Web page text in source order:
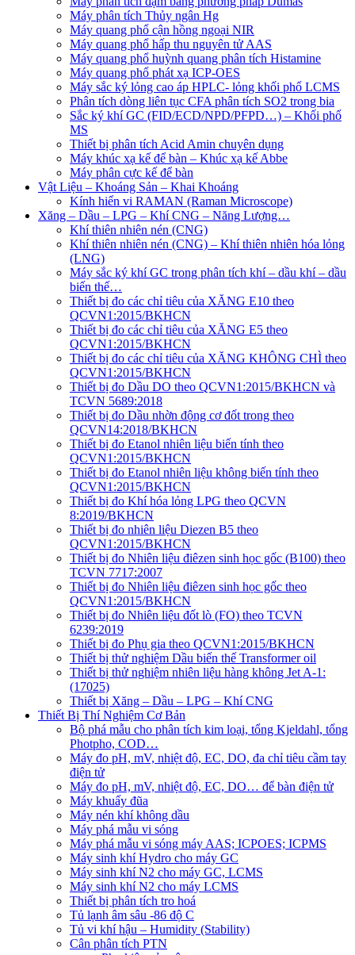
Máy phân tích Thủy ngân Hg
Máy quang phổ cận hồng ngoại NIR
Máy quang phổ hấp thu nguyên tử AAS
Máy quang phổ huỳnh quang phân tích Histamine
Máy quang phổ phát xạ ICP-OES
Máy sắc ký lỏng cao áp HPLC- lỏng khối phổ LCMS
Phân tích dòng liên tục CFA phân tích SO2 trong bia
Sắc ký khí GC (FID/ECD/NPD/PFPD…) – Khối phổ
MS
Thiết bị phân tích Acid Amin chuyên dụng
Máy khúc xạ kế để bàn – Khúc xạ kế Abbe
Máy phân cực kế để bàn
Vật Liệu – Khoáng Sản – Khai Khoáng
Kính hiển vi RAMAN (Raman Microscope)
Xăng – Dầu – LPG – Khí CNG – Năng Lượng…
Khí thiên nhiên nén (CNG)
Khí thiên nhiên nén (CNG) – Khí thiên nhiên hóa lỏng
(LNG)
Máy sắc ký khí GC trong phân tích khí – dầu khí – dầu
biến thế…
Thiết bị đo các chỉ tiêu của XĂNG E10 theo
QCVN1:2015/BKHCN
Thiết bị đo các chỉ tiêu của XĂNG E5 theo
QCVN1:2015/BKHCN
Thiết bị đo các chỉ tiêu của XĂNG KHÔNG CHÌ theo
QCVN1:2015/BKHCN
Thiết bị đo Dầu DO theo QCVN1:2015/BKHCN và
TCVN 5689:2018
Thiết bị đo Dầu nhờn động cơ đốt trong theo
QCVN14:2018/BKHCN
Thiết bị đo Etanol nhiên liệu biến tính theo
QCVN1:2015/BKHCN
Thiết bị đo Etanol nhiên liệu không biến tính theo
QCVN1:2015/BKHCN
Thiết bị đo Khí hóa lỏng LPG theo QCVN
8:2019/BKHCN
Thiết bị đo nhiên liệu Diezen B5 theo
QCVN1:2015/BKHCN
Thiết bị đo Nhiên liệu điêzen sinh học gốc (B100) theo
TCVN 7717:2007
Thiết bị đo Nhiên liệu điêzen sinh học gốc theo
QCVN1:2015/BKHCN
Thiết bị đo Nhiên liệu đốt lò (FO) theo TCVN
6239:2019
Thiết bị đo Phụ gia theo QCVN1:2015/BKHCN
Thiết bị thử nghiệm Dầu biến thế Transformer oil
Thiết bị thử nghiệm nhiên liệu hàng không Jet A-1:
(17025)
Thiết bị Xăng – Dầu – LPG – Khí CNG
Thiết Bị Thí Nghiệm Cơ Bản
Bộ phá mẫu cho phân tích kim loại, tổng Kjeldahl, tổng
Photpho, COD…
Máy đo pH, mV, nhiệt độ, EC, DO, đa chỉ tiêu cầm tay
điện tử
Máy đo pH, mV, nhiệt độ, EC, DO… để bàn điện tử
Máy khuấy đũa
Máy nén khí không dầu
Máy phá mẫu vi sóng
Máy phá mẫu vi sóng máy AAS; ICPOES; ICPMS
Máy sinh khí Hydro cho máy GC
Máy sinh khí N2 cho máy GC, LCMS
Máy sinh khí N2 cho máy LCMS
Thiết bị phân tích tro hoá
Tủ lạnh âm sâu -86 độ C
Tủ vi khí hậu – Humidity (Stability)
Cân phân tích PTN